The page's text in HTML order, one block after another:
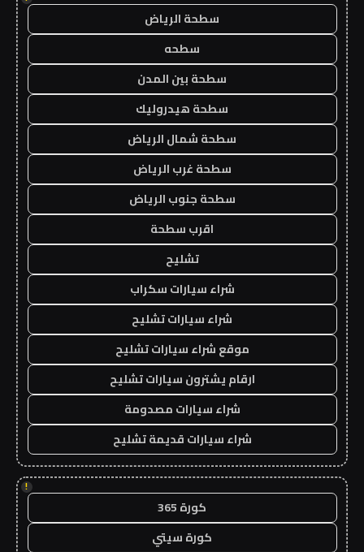
سطحة الرياض
سطحه
سطحة بين المدن
سطحة هيدروليك
سطحة شمال الرياض
سطحة غرب الرياض
سطحة جنوب الرياض
اقرب سطحة
تشليح
شراء سيارات سكراب
شراء سيارات تشليح
موقع شراء سيارات تشليح
ارقام يشترون سيارات تشليح
شراء سيارات مصدومة
شراء سيارات قديمة تشليح
!
كورة 365
كورة سيتي